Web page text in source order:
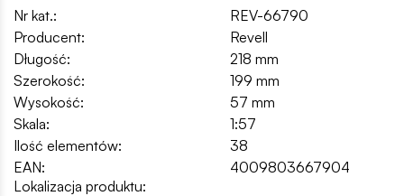
Nr kat.:
REV-66790
Producent:
Revell
Długość:
218 mm
Szerokość:
199 mm
Wysokość:
57 mm
Skala:
1:57
Ilość elementów:
38
EAN:
4009803667904
Lokalizacja produktu: